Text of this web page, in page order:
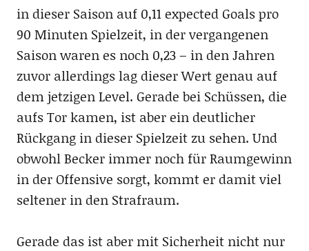
in dieser Saison auf 0,11 expected Goals pro
90 Minuten Spielzeit, in der vergangenen
Saison waren es noch 0,23 – in den Jahren
zuvor allerdings lag dieser Wert genau auf
dem jetzigen Level. Gerade bei Schüssen, die
aufs Tor kamen, ist aber ein deutlicher
Rückgang in dieser Spielzeit zu sehen. Und
obwohl Becker immer noch für Raumgewinn
in der Offensive sorgt, kommt er damit viel
seltener in den Strafraum.
Gerade das ist aber mit Sicherheit nicht nur